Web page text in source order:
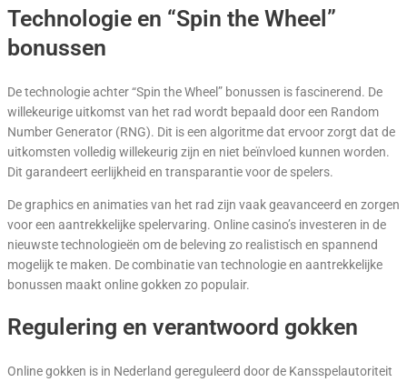
Technologie en “Spin the Wheel”
bonussen
De technologie achter “Spin the Wheel” bonussen is fascinerend. De
willekeurige uitkomst van het rad wordt bepaald door een Random
Number Generator (RNG). Dit is een algoritme dat ervoor zorgt dat de
uitkomsten volledig willekeurig zijn en niet beïnvloed kunnen worden.
Dit garandeert eerlijkheid en transparantie voor de spelers.
De graphics en animaties van het rad zijn vaak geavanceerd en zorgen
voor een aantrekkelijke spelervaring. Online casino’s investeren in de
nieuwste technologieën om de beleving zo realistisch en spannend
mogelijk te maken. De combinatie van technologie en aantrekkelijke
bonussen maakt online gokken zo populair.
Regulering en verantwoord gokken
Online gokken is in Nederland gereguleerd door de Kansspelautoriteit